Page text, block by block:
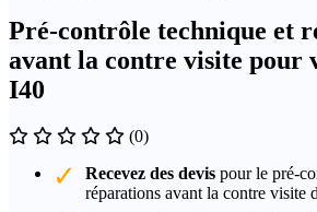
Pré-contrôle technique et
avant la contre visite pour
I40
(0)
Recevez des devis pour le pré-
réparations avant la contre visite